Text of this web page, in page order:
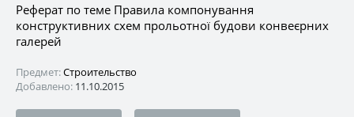
Реферат по теме Правила компонування
конструктивних схем прольотної будови конвеєрних
галерей
Предмет:Строительство
Добавлено: 11.10.2015